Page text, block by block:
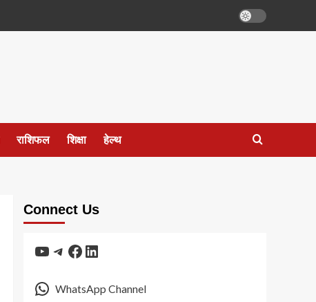
राशिफल शिक्षा हेल्थ
Connect Us
YouTube
Telegram
Facebook
LinkedIn
WhatsApp Channel